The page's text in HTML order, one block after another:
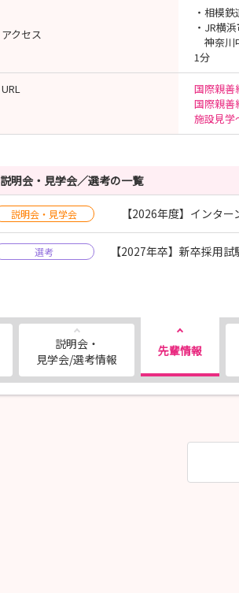
アクセス
・相模
・JR横
神奈川
1分
URL
国際親善
国際親善
施設見学
説明会・見学会／選考の一覧
説明会・見学会 【2026年度】インター
選考 【2027年卒】新卒採用
説明会・
見学会/選考情報
先輩情報